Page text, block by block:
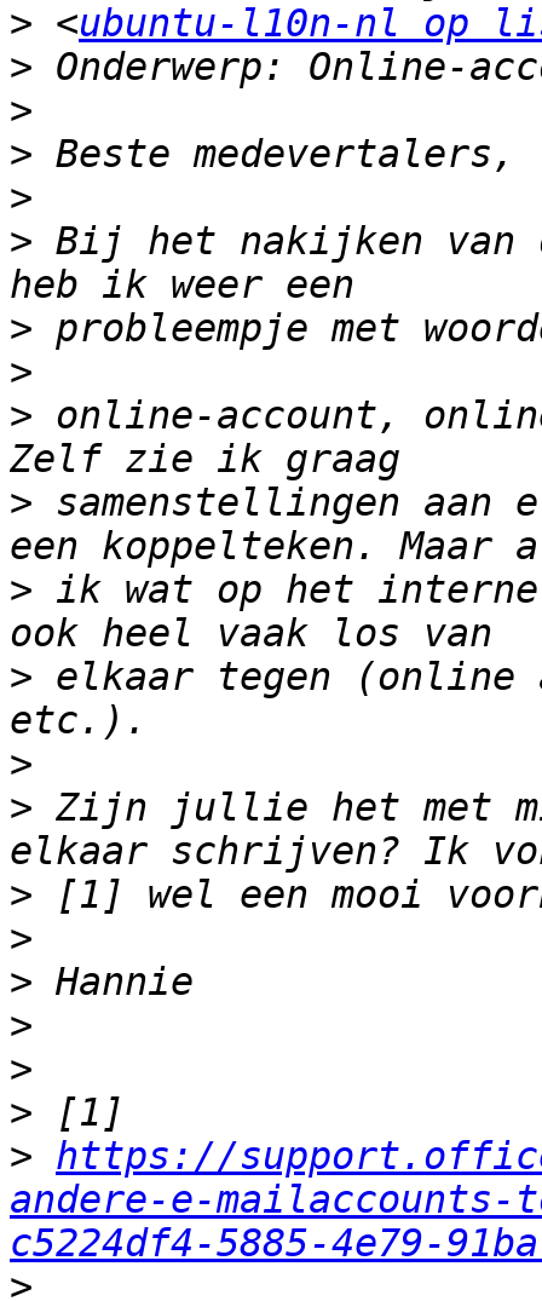
> <ubuntu-l10n-nl op
>
>
>
>
> Bij het nakijken van
>
>
> online-account,
> samenstellingen aan
> ik wat op het
> elkaar tegen (online
>
> Zijn jullie het met
>
>
>
>
>
>
> https://
andere-e-mailaccounts-
c5224df4-5885-4e79-
>